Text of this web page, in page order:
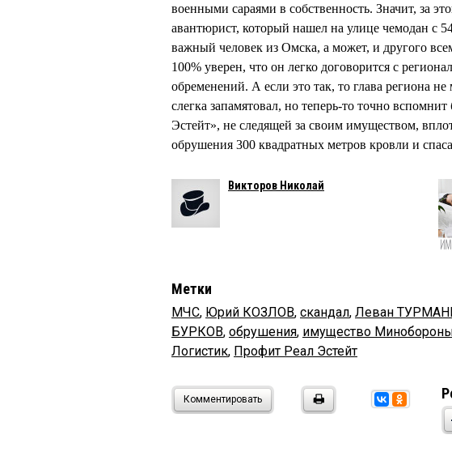
военными сараями в собственность. Значит, за
авантюрист, который нашел на улице чемодан с
важный человек из Омска, а может, и другого
100% уверен, что он легко договорится с
обременений. А если это так, то глава региона
слегка запамятовал, но теперь-то точно
Эстейт», не следящей за своим имуществом,
обрушения 300 квадратных метров кровли и
Викторов Николай
Метки
МЧС, Юрий КОЗЛОВ, скандал, Леван
БУРКОВ, обрушения, имущество
Логистик, Профит Реал Эстейт
Комментировать